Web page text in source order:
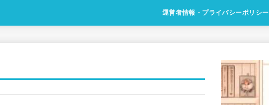
運営者情報・プライバシーポリシー